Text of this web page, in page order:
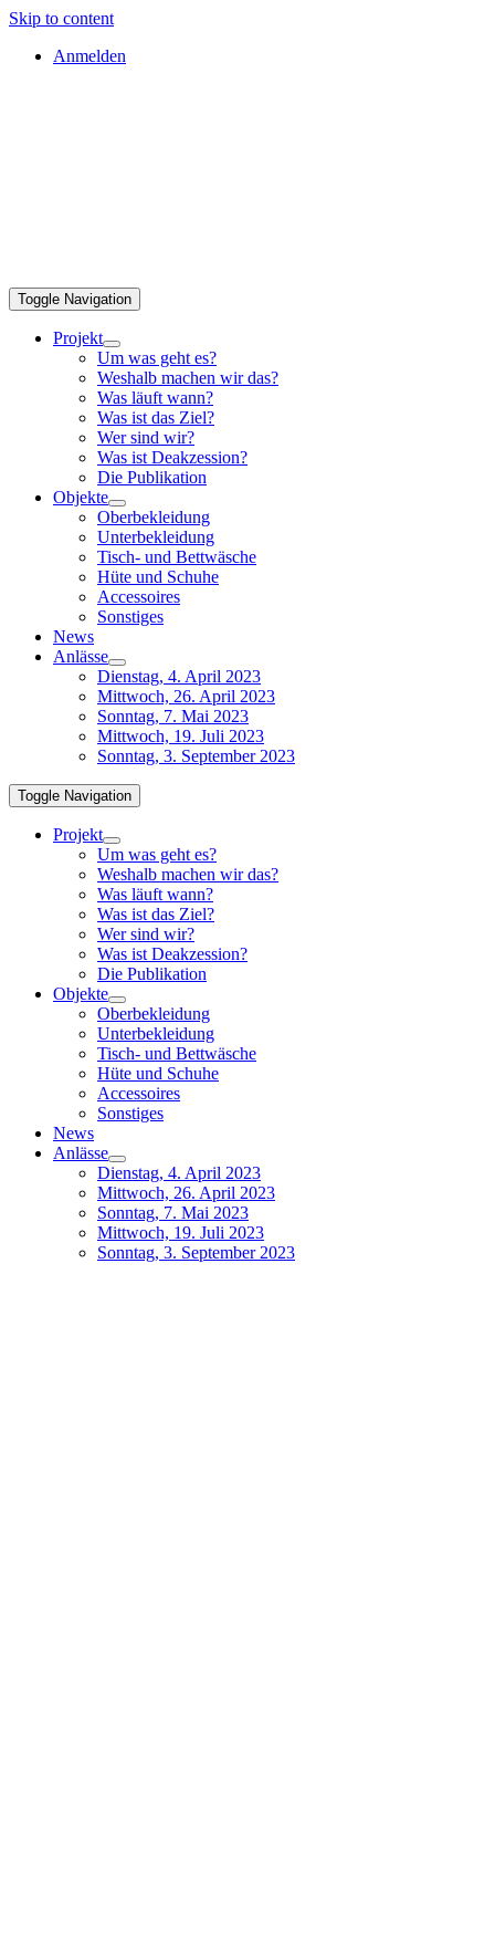
Skip to content
Anmelden
Toggle Navigation
Projekt
Um was geht es?
Weshalb machen wir das?
Was läuft wann?
Was ist das Ziel?
Wer sind wir?
Was ist Deakzession?
Die Publikation
Objekte
Oberbekleidung
Unterbekleidung
Tisch- und Bettwäsche
Hüte und Schuhe
Accessoires
Sonstiges
News
Anlässe
Dienstag, 4. April 2023
Mittwoch, 26. April 2023
Sonntag, 7. Mai 2023
Mittwoch, 19. Juli 2023
Sonntag, 3. September 2023
Toggle Navigation
Projekt
Um was geht es?
Weshalb machen wir das?
Was läuft wann?
Was ist das Ziel?
Wer sind wir?
Was ist Deakzession?
Die Publikation
Objekte
Oberbekleidung
Unterbekleidung
Tisch- und Bettwäsche
Hüte und Schuhe
Accessoires
Sonstiges
News
Anlässe
Dienstag, 4. April 2023
Mittwoch, 26. April 2023
Sonntag, 7. Mai 2023
Mittwoch, 19. Juli 2023
Sonntag, 3. September 2023